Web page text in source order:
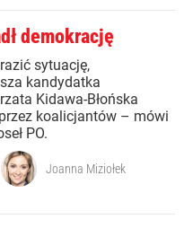
demokrację
sytuację,
kandydatka
Kidawa-Błońska
koalicjantów – mówi
PO.
Joanna Miziołek